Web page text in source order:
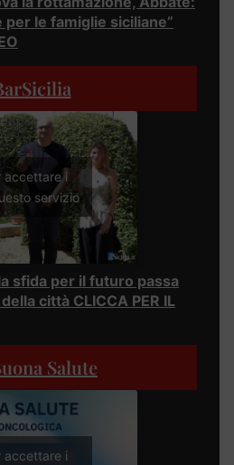
le famiglie siciliane”
accettare i
servizio
sfida per il futuro passa
città CLICCA PER IL
Salute
accettare i